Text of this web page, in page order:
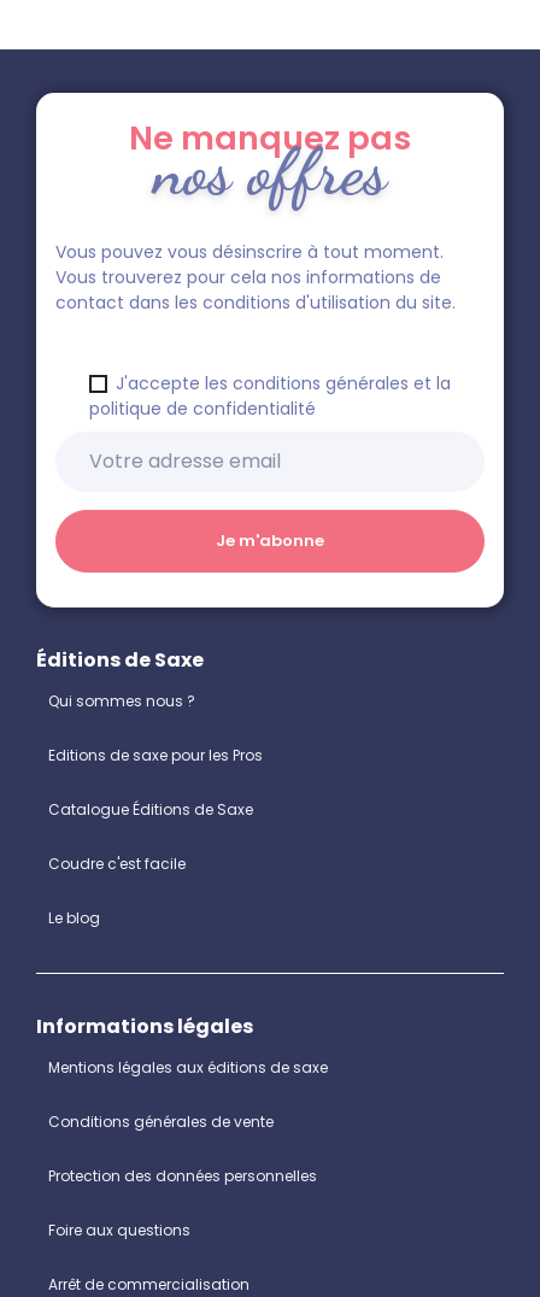
Ne manquez pas
nos offres
Vous pouvez vous désinscrire à tout moment.
Vous trouverez pour cela nos informations de
contact dans les conditions d'utilisation du site.
J'accepte les conditions générales et la
politique de confidentialité
Éditions de Saxe
Qui sommes nous ?
Editions de saxe pour les Pros
Catalogue Éditions de Saxe
Coudre c'est facile
Le blog
Informations légales
Mentions légales aux éditions de saxe
Conditions générales de vente
Protection des données personnelles
Foire aux questions
Arrêt de commercialisation